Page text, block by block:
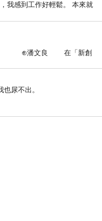
我感到工作好輕鬆。 本來就
「新創
尿不出。